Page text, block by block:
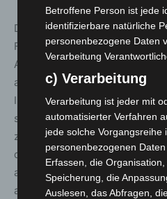
Die gegenüber dem
Fälle sind nicht zwingend erst
Auflistung neu aufgetreten.
als erste Priorität die
Infektionsschutzmaßnahmen
standardisierte
zeitlicher Verzögerung. Bis
das NLGA können einige Tage
allem, wenn viele Fälle in
auftreten.
Betroffene Person ist jede
identifizierbare natürliche
personenbezogene Daten
Verarbeitung
c) Verarbeitung
Verarbeitung ist jeder mit
automatisierter Verfahren
jede solche
personenbezogenen
Erfassen, die
Speicherung, die
Auslesen, das Abfragen,